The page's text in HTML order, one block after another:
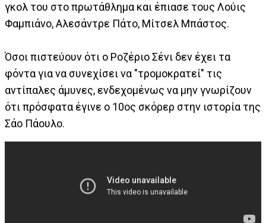
γκολ του στο πρωτάθλημα και έπιασε τους Λούις
Φαμπιάνο, Αλεσάντρε Πάτο, Μίτσελ Μπάστος.
Όσοι πιστεύουν ότι ο Ροζέριο Σένι δεν έχει τα
φόντα για να συνεχίσει να "τρομοκρατεί" τις
αντίπαλες άμυνες, ενδεχομένως να μην γνωρίζουν
ότι πρόσφατα έγινε ο 10ος σκόρερ στην ιστορία της
Σάο Πάουλο.